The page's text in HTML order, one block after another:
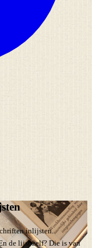
inlijsten.
de lijst zelf? Die is van